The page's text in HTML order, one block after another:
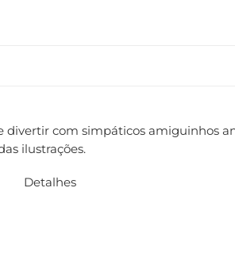
divertir com simpáticos amiguinhos
ilustrações.
Detalhes